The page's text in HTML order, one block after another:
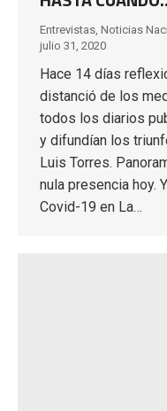
Entrevistas, Noticias
julio 31, 2020
Hace 14 días
distanció de los
todos los diarios
y difundían los
Luis Torres.
nula presencia hoy.
Covid-19 en La…